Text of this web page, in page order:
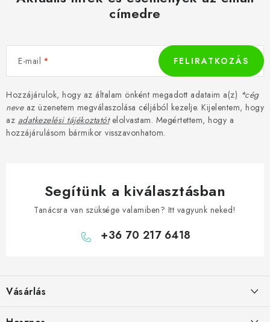
címedre
E-mail
Hozzájárulok, hogy az általam önként megadott adataim a(z) *cég
neveaz üzenetem megválaszolása céljából kezelje. Kijelentem, hogy
az adatkezelési tájékoztatótelolvastam. Megértettem, hogy a
hozzájárulásom bármikor visszavonhatom.
FELIRATKOZÁS
Segítünk a kiválasztásban
Tanácsra van szüksége valamiben? Itt vagyunk neked!
+36 70 217 6418
bVásárlás